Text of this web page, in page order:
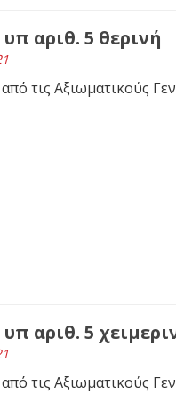
αριθ. 5 θερινή
τις Αξιωματικούς
αριθ. 5
τις Αξιωματικούς